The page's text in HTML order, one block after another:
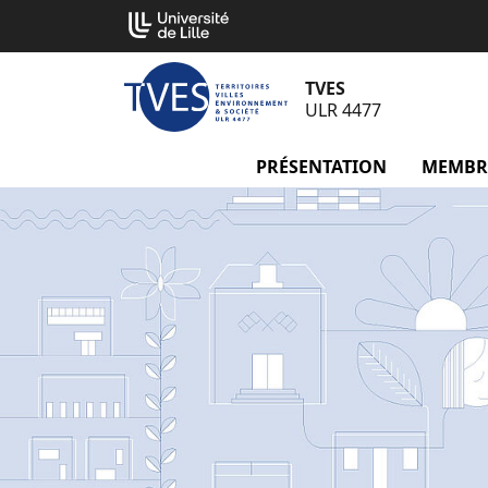
contenu
TVES
ULR 4477
PRÉSENTATION menu
Cookies management panel